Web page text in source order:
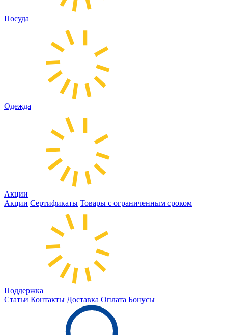
Посуда
Одежда
Акции
Акции Сертификаты Товары с ограниченным сроком
Поддержка
Статьи Контакты Доставка Оплата Бонусы